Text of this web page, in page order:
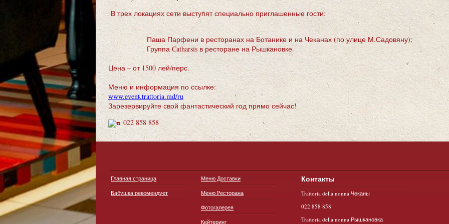
В трех локациях сети выступят специально приглашенные гости:
Паша Парфени в ресторанах на Ботанике и на Чеканах (по улице М.Садовяну);
Группа Catharsis в ресторане на Рышкановке.
Цена – от 1500 лей/перс.
Меню и информация по ссылке:
www.event.trattoria.md/ru
Зарезервируйте свой фантастический год прямо сейчас!
022 858 858
Главная страница
Бабушка рекомендует
Меню Доставки
Меню Pесторана
Фотогалерея
Кейтеринг
Контакты
Trattoria della nonna Чеканы
022 858 858
Trattoria della nonna Рышкановка